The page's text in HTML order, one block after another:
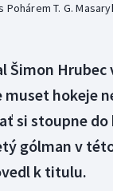
T. G.
Šimon
hokeje
si stoupne do
gólman v
k titulu.